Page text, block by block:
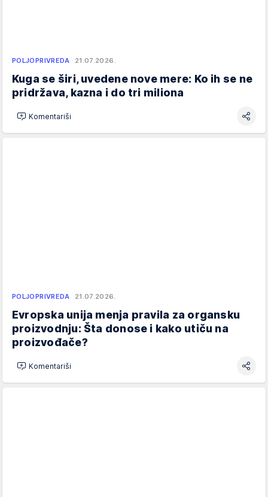
POLJOPRIVREDA 21.07.2026.
Kuga se širi, uvedene nove mere: Ko ih se ne
pridržava, kazna i do tri miliona
Komentariši
POLJOPRIVREDA 21.07.2026.
Evropska unija menja pravila za organsku
proizvodnju: Šta donose i kako utiču na
proizvođače?
Komentariši